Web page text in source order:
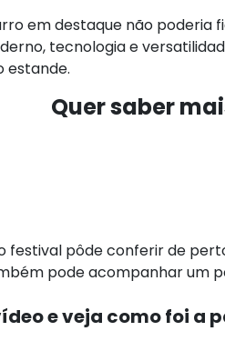
em destaque não
tecnologia e
estande.
Quer saber
festival pôde conferir de
pode acompanhar um
e veja como foi a